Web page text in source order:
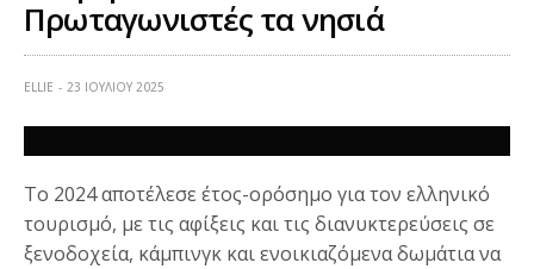
Πρωταγωνιστές τα νησιά
ELLIE 23 ΙΟΥΛΊΟΥ 2025
Το 2024 αποτέλεσε έτος-ορόσημο για τον ελληνικό
τουρισμό, με τις αφίξεις και τις διανυκτερεύσεις σε
ξενοδοχεία, κάμπινγκ και ενοικιαζόμενα δωμάτια να